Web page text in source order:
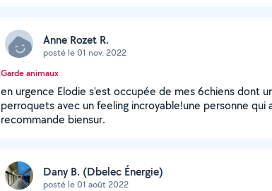
Anne Rozet R.
posté le 01 nov. 2022
Garde animaux
en urgence Elodie s'est occupée de mes 6chiens dont
perroquets avec un feeling incroyable!une personne qui
recommande biensur.
Dany B. (Dbelec Énergie)
posté le 01 août 2022